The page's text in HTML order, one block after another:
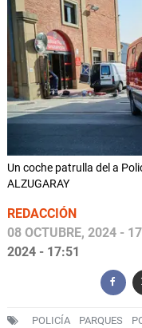
Un coche patrulla del a
ALZUGARAY
REDACCIÓN
08 OCTUBRE, 2024 -
2024 - 17:51
POLICÍA PARQUES